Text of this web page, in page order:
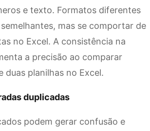
e texto. Formatos diferentes
mas se comportar de
no Excel. A consistência na
a precisão ao comparar
duas planilhas no Excel.
duplicadas
podem gerar confusão e